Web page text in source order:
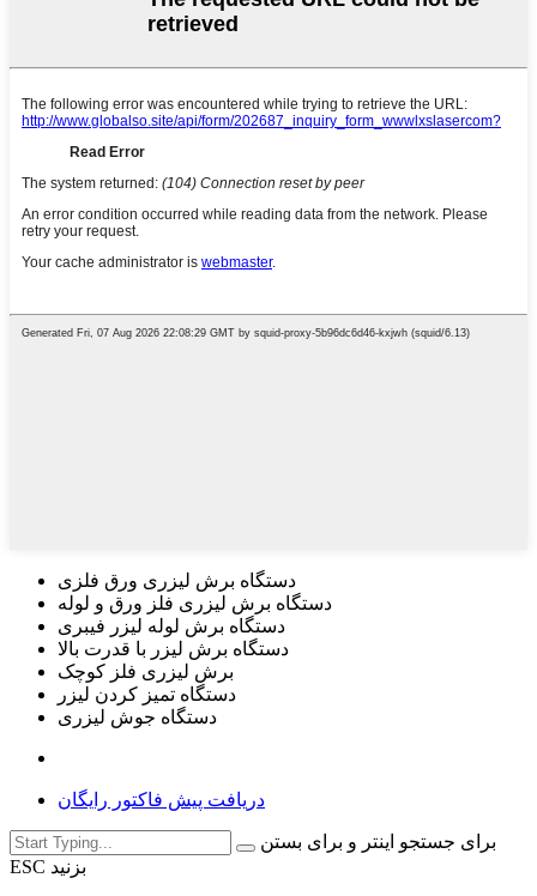
دستگاه برش لیزری ورق فلزی
دستگاه برش لیزری فلز ورق و لوله
دستگاه برش لوله لیزر فیبری
دستگاه برش لیزر با قدرت بالا
برش لیزری فلز کوچک
دستگاه تمیز کردن لیزر
دستگاه جوش لیزری
دریافت پیش فاکتور رایگان
برای جستجو اینتر و برای بستن
ESC بزنید